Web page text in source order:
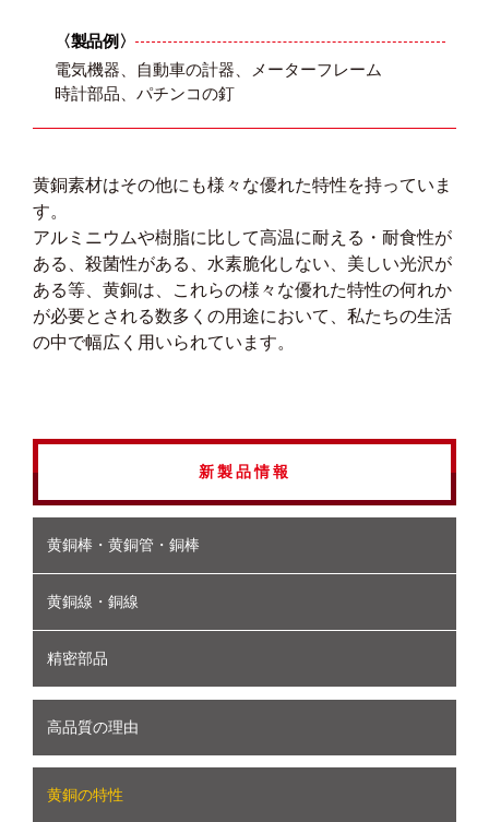
〈製品例〉
電気機器、自動車の計器、メーターフレーム
時計部品、パチンコの釘
黄銅素材はその他にも様々な優れた特性を持っていま
す。
アルミニウムや樹脂に比して高温に耐える・耐食性が
ある、殺菌性がある、水素脆化しない、美しい光沢が
ある等、黄銅は、これらの様々な優れた特性の何れか
が必要とされる数多くの用途において、私たちの生活
の中で幅広く用いられています。
新製品情報
黄銅棒・黄銅管・銅棒
黄銅線・銅線
精密部品
高品質の理由
黄銅の特性